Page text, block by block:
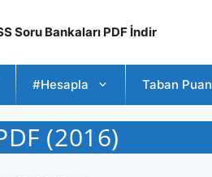
Soru Bankaları PDF İndir
#Hesapla Taban Puan
(2016)